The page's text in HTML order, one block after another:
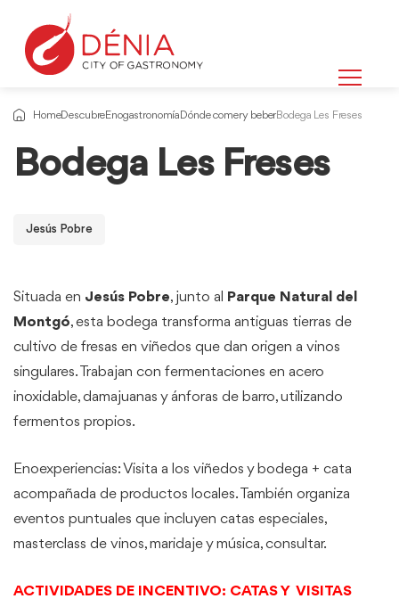
HomeDescubreEnogastronomía Dónde comer y beberBodega Les Freses
Bodega Les Freses
Jesús Pobre
Situada en Jesús Pobre, junto al
Parque Natural del
Montgó, esta bodega transforma antiguas tierras de
cultivo de fresas en viñedos que dan origen a vinos
singulares. Trabajan con fermentaciones en acero
inoxidable, damajuanas y ánforas de barro, utilizando
fermentos propios.
Enoexperiencias: Visita a los viñedos y bodega + cata
acompañada de productos locales. También organiza
eventos puntuales que incluyen catas especiales,
masterclass de vinos, maridaje y música, consultar.
ACTIVIDADES DE INCENTIVO: CATAS Y VISITAS